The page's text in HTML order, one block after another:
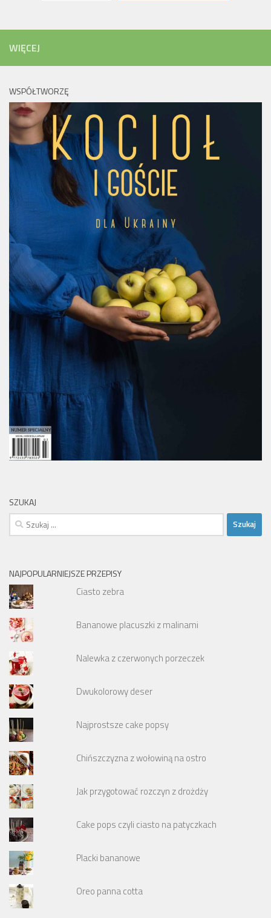
WIĘCEJ
WSPÓŁTWORZĘ
SZUKAJ
Szukaj:
NAJPOPULARNIEJSZE PRZEPISY
Ciasto zebra
Bananowe placuszki z malinami
Nalewka z czerwonych porzeczek
Dwukolorowy deser
Najprostsze cake popsy
Chińszczyzna z wołowiną na ostro
Jak przygotować rozczyn z drożdży
Cake pops czyli ciasto na patyczkach
Placki bananowe
Oreo panna cotta